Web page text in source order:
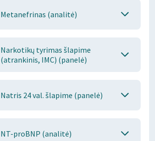
Metanefrinas (analitė)
Narkotikų tyrimas šlapime
(atrankinis, IMC) (panelė)
Natris 24 val. šlapime (panelė)
NT-proBNP (analitė)